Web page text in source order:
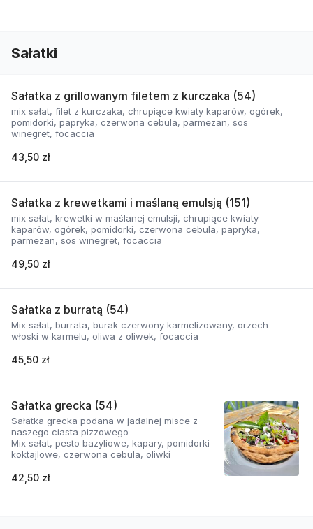
Sałatki
Sałatka z grillowanym filetem z kurczaka (54)
mix sałat, filet z kurczaka, chrupiące kwiaty kaparów, ogórek,
pomidorki, papryka, czerwona cebula, parmezan, sos
winegret, focaccia
43,50 zł
Sałatka z krewetkami i maślaną emulsją (151)
mix sałat, krewetki w maślanej emulsji, chrupiące kwiaty
kaparów, ogórek, pomidorki, czerwona cebula, papryka,
parmezan, sos winegret, focaccia
49,50 zł
Sałatka z burratą (54)
Mix sałat, burrata, burak czerwony karmelizowany, orzech
włoski w karmelu, oliwa z oliwek, focaccia
45,50 zł
Sałatka grecka (54)
Sałatka grecka podana w jadalnej misce z
naszego ciasta pizzowego
Mix sałat, pesto bazyliowe, kapary, pomidorki
koktajlowe, czerwona cebula, oliwki
42,50 zł